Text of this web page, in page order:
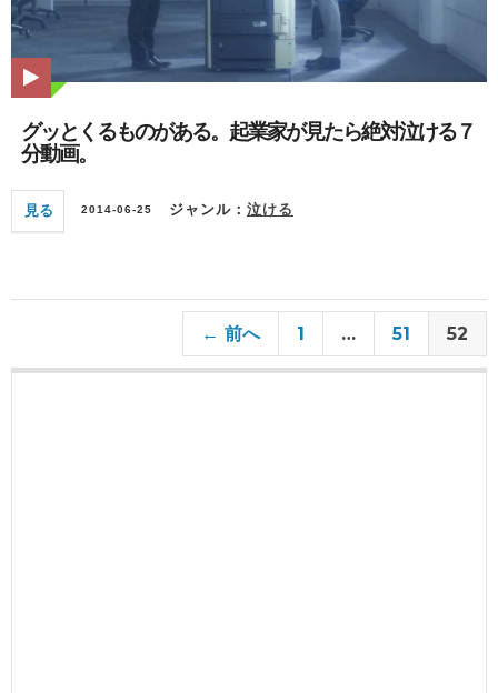
グッとくるものがある。起業家が見たら絶対泣ける７
分動画。
見る 2014-06-25 ジャンル： 泣ける
← 前へ 1 … 51 52